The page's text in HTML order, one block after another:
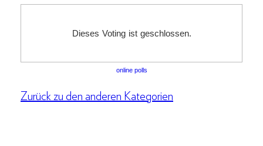
online polls
Zurück zu den anderen Kategorien